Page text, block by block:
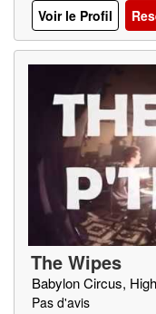
Voir le Profil
The Wipes
Babylon Circus,
Pas d'avis